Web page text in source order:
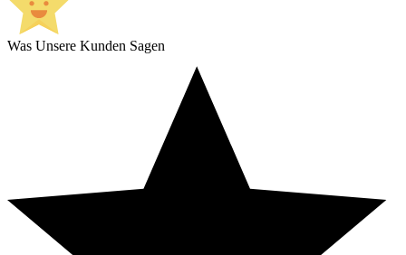
Was Unsere Kunden Sagen